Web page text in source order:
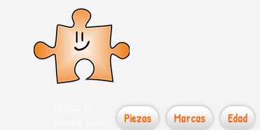
Piezas Marcas Edad